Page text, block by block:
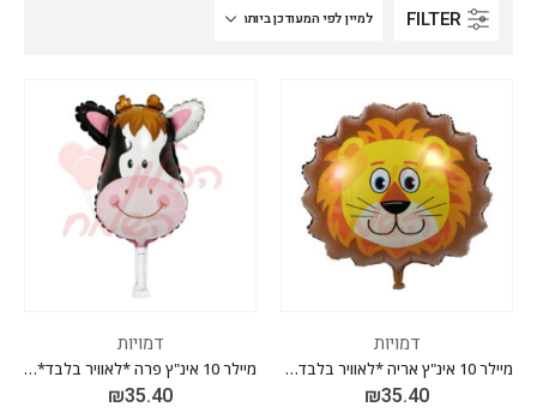
FILTER
דמויות
מיילר 10 אינ"ץ אריה *לאוויר בלבד* *מגיע בחבילה 10 יח'*
₪35.40
דמויות
מיילר 10 אינ"ץ פרה *לאוויר בלבד* *מגיע בחבילה 10 יח'*
₪35.40